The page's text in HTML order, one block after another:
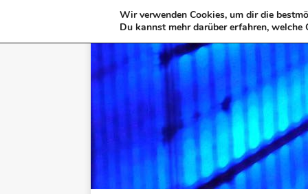
Wir verwenden Cookies, um dir die
Du kannst mehr darüber erfahren,